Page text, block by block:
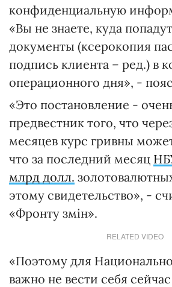
конфиденциальную
«Вы не знаете, куда
документы (ксерокопия
подпись клиента – ред.) в
операционного дня», -
«Это постановление -
предвестник того, что
месяцев курс гривны
что за последний месяц
млрд долл.
этому свидетельство», -
«Фронту змін».
RELATED VIDEO
«Поэтому для
важно не вести себя